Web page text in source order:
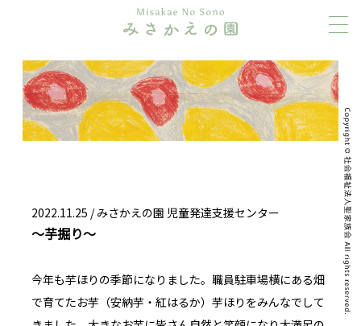
2022.11.25 /みさかえの園 児童発達支援センター
～芋掘り～
今年も芋ほりの季節になりました。職員駐車場横にある畑
で育てたお芋（安納芋・紅はるか）芋ほりをみんなでして